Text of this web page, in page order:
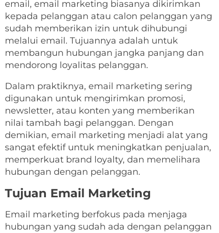
email, email marketing biasanya dikirimkan
kepada pelanggan atau calon pelanggan yang
sudah memberikan izin untuk dihubungi
melalui email. Tujuannya adalah untuk
membangun hubungan jangka panjang dan
mendorong loyalitas pelanggan.
Dalam praktiknya, email marketing sering
digunakan untuk mengirimkan promosi,
newsletter, atau konten yang memberikan
nilai tambah bagi pelanggan. Dengan
demikian, email marketing menjadi alat yang
sangat efektif untuk meningkatkan penjualan,
memperkuat brand loyalty, dan memelihara
hubungan dengan pelanggan.
Tujuan Email Marketing
Email marketing berfokus pada menjaga
hubungan yang sudah ada dengan pelanggan